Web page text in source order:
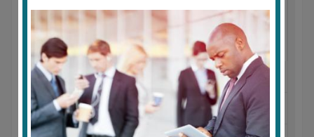
الجنس : ذكر
لديـه : علاقات